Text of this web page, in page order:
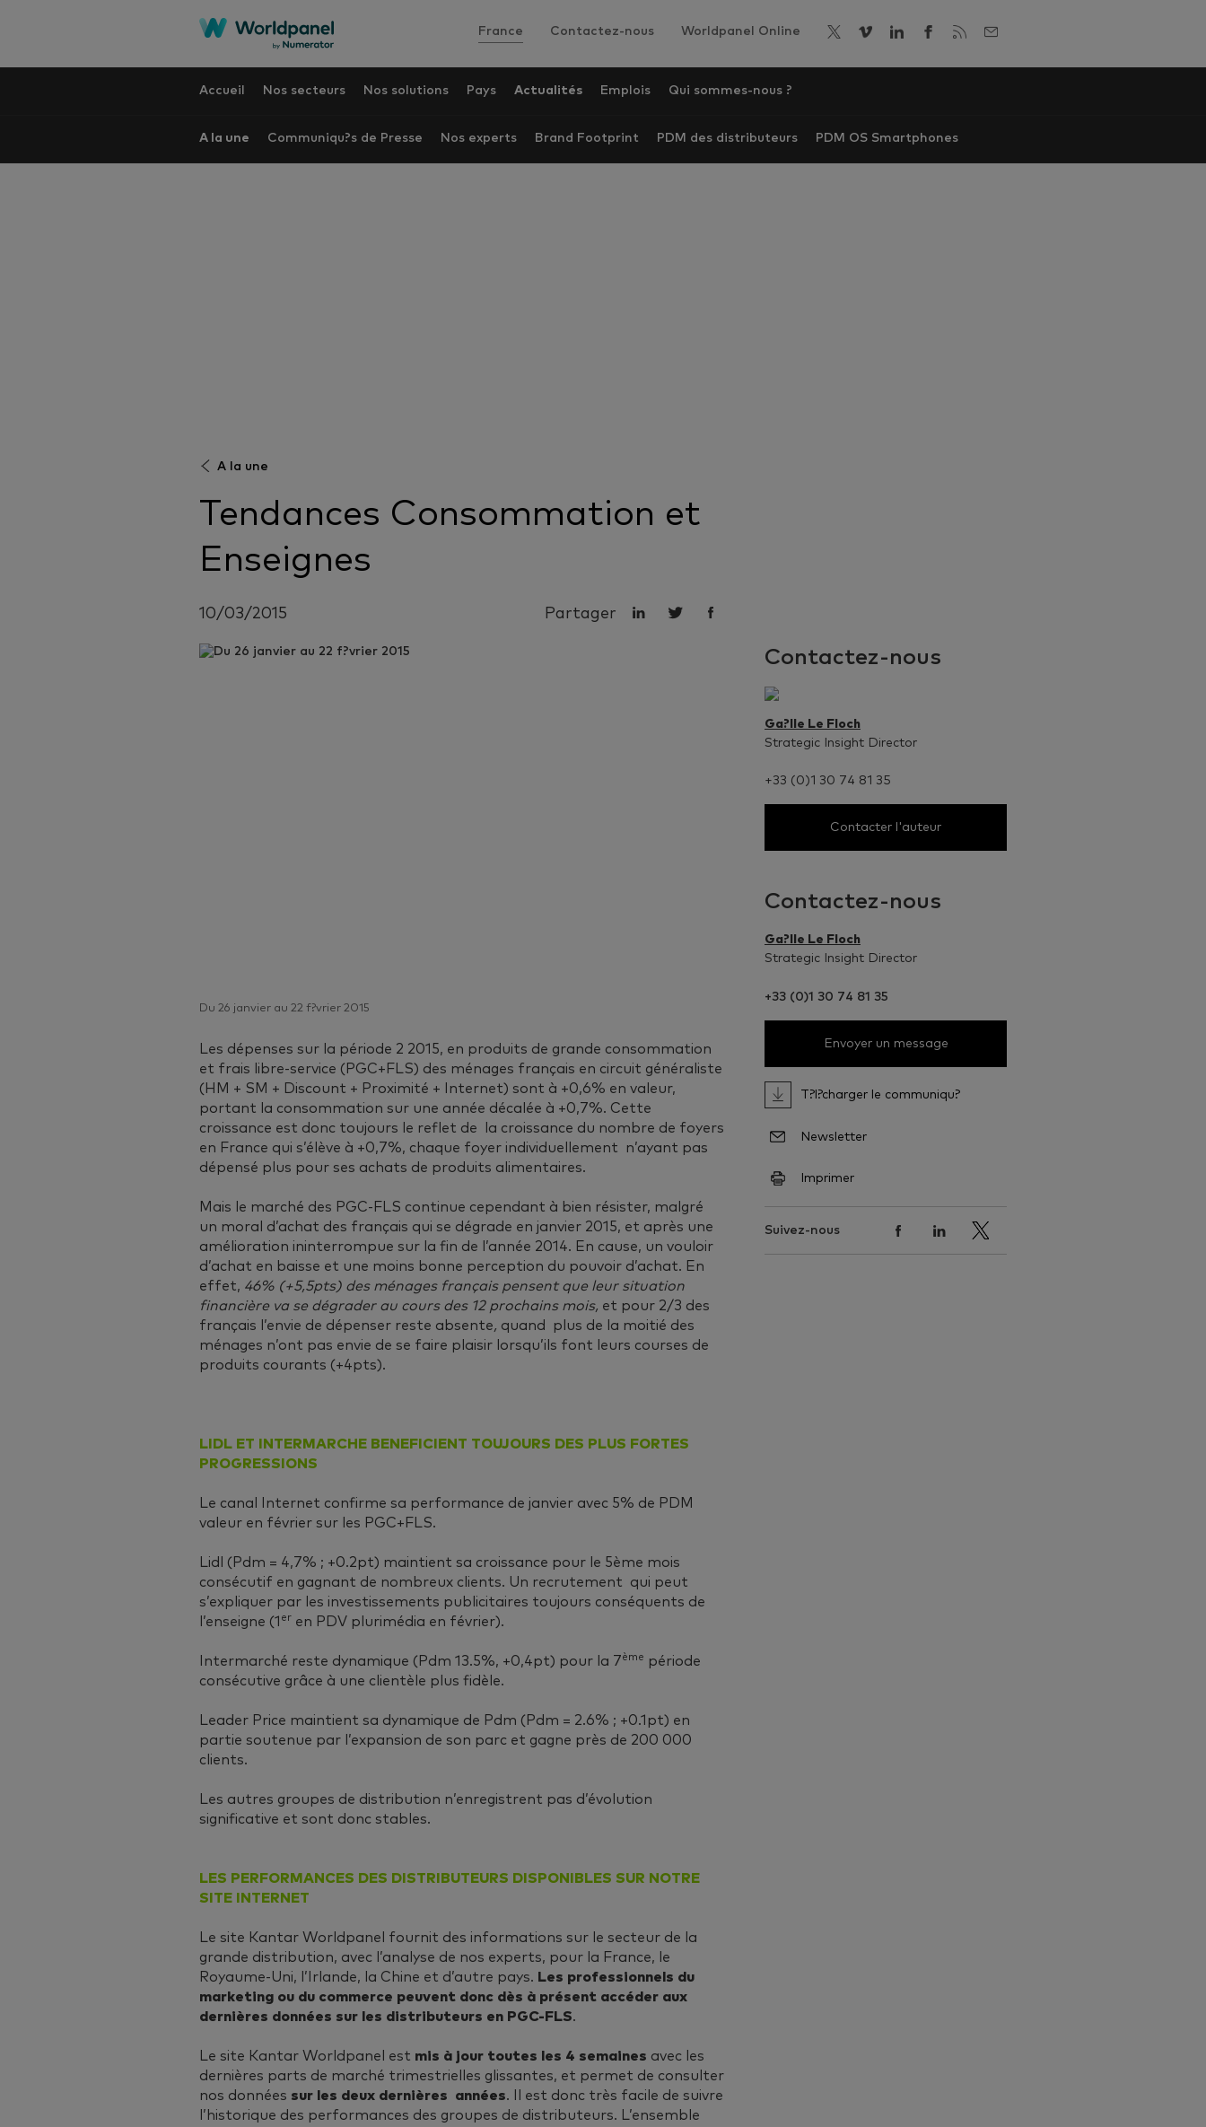
France Contactez-nous Worldpanel Online
Accueil Nos secteurs Nos solutions Pays Actualités Emplois Qui sommes-nous ?
A la une Communiqu?s de Presse Nos experts Brand Footprint PDM des distributeurs PDM OS Smartphones
A la une
Tendances Consommation et
Enseignes
10/03/2015 Partager
Du 26 janvier au 22 f?vrier 2015
Les dépenses sur la période 2 2015, en produits de grande consommation
et frais libre-service (PGC+FLS) des ménages français en circuit généraliste
(HM + SM + Discount + Proximité + Internet) sont à +0,6% en valeur,
portant la consommation sur une année décalée à +0,7%. Cette
croissance est donc toujours le reflet de la croissance du nombre de foyers
en France qui s’élève à +0,7%, chaque foyer individuellement n’ayant pas
dépensé plus pour ses achats de produits alimentaires.
Mais le marché des PGC-FLS continue cependant à bien résister, malgré
un moral d’achat des français qui se dégrade en janvier 2015, et après une
amélioration ininterrompue sur la fin de l’année 2014. En cause, un vouloir
d’achat en baisse et une moins bonne perception du pouvoir d’achat. En
effet, 46% (+5,5pts) des ménages français pensent que leur situation
financière va se dégrader au cours des 12 prochains mois, et pour 2/3 des
français l’envie de dépenser reste absente, quand plus de la moitié des
ménages n’ont pas envie de se faire plaisir lorsqu’ils font leurs courses de
produits courants (+4pts).
LIDL ET INTERMARCHE BENEFICIENT TOUJOURS DES PLUS FORTES
PROGRESSIONS
Le canal Internet confirme sa performance de janvier avec 5% de PDM
valeur en février sur les PGC+FLS.
Lidl (Pdm = 4,7% ; +0.2pt) maintient sa croissance pour le 5ème mois
consécutif en gagnant de nombreux clients. Un recrutement qui peut
s’expliquer par les investissements publicitaires toujours conséquents de
l’enseigne (1 er en PDV plurimédia en février).
Intermarché reste dynamique (Pdm 13.5%, +0,4pt) pour la 7ème période
consécutive grâce à une clientèle plus fidèle.
Leader Price maintient sa dynamique de Pdm (Pdm = 2.6% ; +0.1pt) en
partie soutenue par l’expansion de son parc et gagne près de 200 000
clients.
Les autres groupes de distribution n’enregistrent pas d’évolution
significative et sont donc stables.
LES PERFORMANCES DES DISTRIBUTEURS DISPONIBLES SUR NOTRE
SITE INTERNET
Le site Kantar Worldpanel fournit des informations sur le secteur de la
grande distribution, avec l’analyse de nos experts, pour la France, le
Royaume-Uni, l’Irlande, la Chine et d’autre pays. Les professionnels du
marketing ou du commerce peuvent donc dès à présent accéder aux
dernières données sur les distributeurs en PGC-FLS.
Le site Kantar Worldpanel est mis à jour toutes les 4 semaines avec les
dernières parts de marché trimestrielles glissantes, et permet de consulter
nos données sur les deux dernières années. Il est donc très facile de suivre
l’historique des performances des groupes de distributeurs. L’ensemble
Contactez-nous
Ga?lle Le Floch
Strategic Insight Director
+33 (0)1 30 74 81 35
Contacter l'auteur
Contactez-nous
Ga?lle Le Floch
Strategic Insight Director
+33 (0)1 30 74 81 35
Envoyer un message
T?l?charger le communiqu?
Newsletter
Imprimer
Suivez-nous